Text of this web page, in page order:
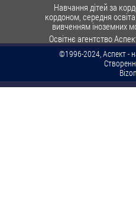
Навчання дітей за
кордоном, середня
вивченням іноземних
Освітнє агентство
©1996-2024, Аспект -